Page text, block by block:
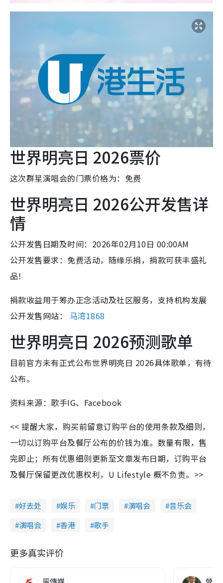
世界明亮日 2026票价
这次群星演唱会的门票价格为：免费
世界明亮日 2026公开发售详
情
公开发售日期及时间：2026年02月10日 00:00AM
公开发售要求：免费活动，随缘乐捐，捐款可获丰盛礼
品！
捐款收益用于筹办正念活动及社区服务，支持机构发展
公开发售网站： 马湾1868
世界明亮日 2026预测歌单
目前官方未有正式公布世界明亮日 2026具体歌单，有待
公布。
资料来源：歌手IG、Facebook
<< 提醒大家，购买前留意订购平台的使用条款及细则，
一切以订购平台及餐厅公布的价钱为准。数量有限，售
完即止；所有优惠细则更新至文章发布日期，订购平台
及餐厅保留更改优惠权利，U Lifestyle 概不负责。>>
好去处 娱乐 门票 演唱会
音乐会
演唱会
香港 歌手
更多真实评价